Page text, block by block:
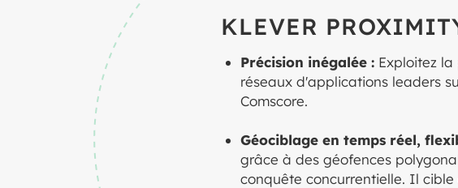
KLEVER
Précision inégalée : Exploitez
réseaux d'applications leaders
Comscore.
Géociblage en temps réel,
grâce à des géofences
conquête concurrentielle. Il